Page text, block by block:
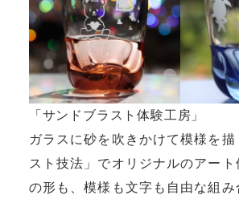
「サンドブラスト体験工房」
ガラスに砂を吹きかけて模様を描
スト技法」でオリジナルのアート
の形も、模様も文字も自由な組み